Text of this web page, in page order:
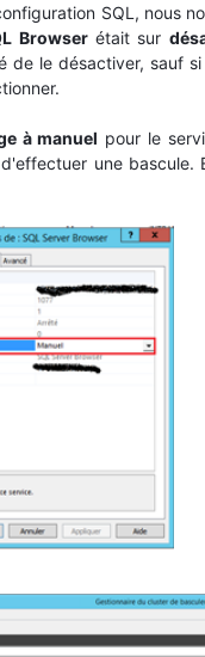
SQL, nous
Browserétait sur
de le désactiver, sauf
à manuel pour le
une bascule.